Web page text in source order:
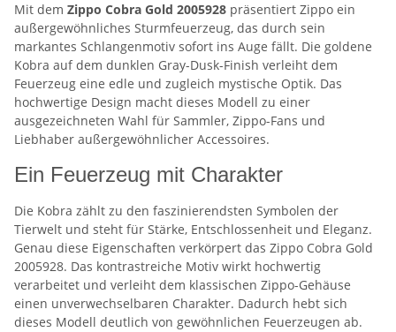
Mit dem Zippo Cobra Gold 2005928 präsentiert Zippo ein
außergewöhnliches Sturmfeuerzeug, das durch sein
markantes Schlangenmotiv sofort ins Auge fällt. Die goldene
Kobra auf dem dunklen Gray-Dusk-Finish verleiht dem
Feuerzeug eine edle und zugleich mystische Optik. Das
hochwertige Design macht dieses Modell zu einer
ausgezeichneten Wahl für Sammler, Zippo-Fans und
Liebhaber außergewöhnlicher Accessoires.
Ein Feuerzeug mit Charakter
Die Kobra zählt zu den faszinierendsten Symbolen der
Tierwelt und steht für Stärke, Entschlossenheit und Eleganz.
Genau diese Eigenschaften verkörpert das Zippo Cobra Gold
2005928. Das kontrastreiche Motiv wirkt hochwertig
verarbeitet und verleiht dem klassischen Zippo-Gehäuse
einen unverwechselbaren Charakter. Dadurch hebt sich
dieses Modell deutlich von gewöhnlichen Feuerzeugen ab.